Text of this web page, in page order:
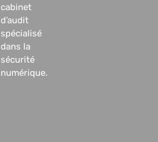
cabinet
d’audit
spécialisé
dans la
sécurité
numérique.